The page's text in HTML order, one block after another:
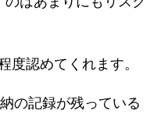
度認めてくれます。
の記録が残っている